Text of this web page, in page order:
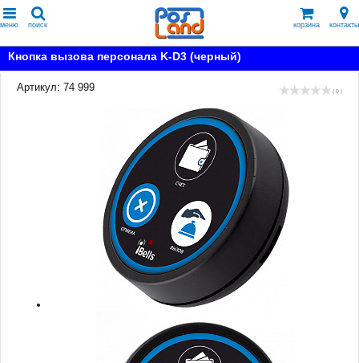
меню поиск корзина контакты
Кнопка вызова персонала K-D3 (черный)
Артикул: 74 999 ( 0 )